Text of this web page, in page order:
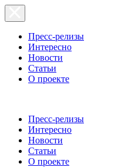
Пресс-релизы
Интересно
Новости
Статьи
О проекте
Пресс-релизы
Интересно
Новости
Статьи
О проекте